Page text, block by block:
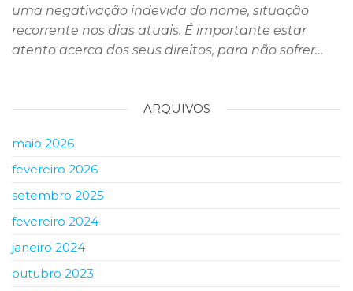
uma negativação indevida do nome, situação
recorrente nos dias atuais. É importante estar
atento acerca dos seus direitos, para não sofrer…
ARQUIVOS
maio 2026
fevereiro 2026
setembro 2025
fevereiro 2024
janeiro 2024
outubro 2023